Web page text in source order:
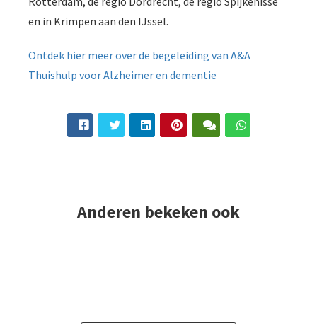
en in Krimpen aan den IJssel.
Ontdek hier meer over de begeleiding van A&A
Thuishulp voor Alzheimer en dementie
Anderen bekeken ook